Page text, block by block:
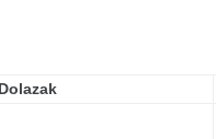
Dolazak